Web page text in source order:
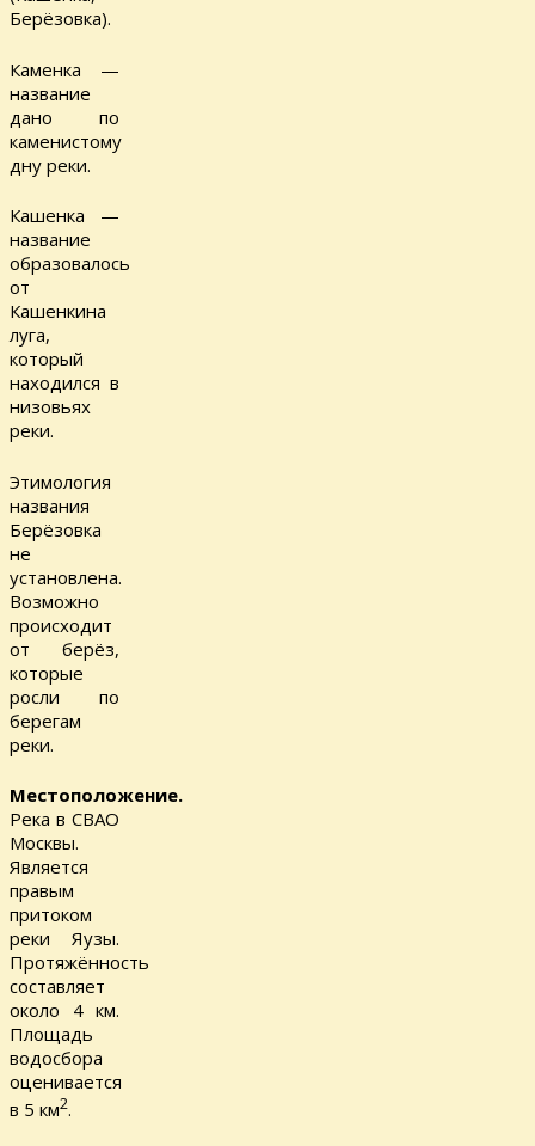
Берёзовка).
Каменка —
название
дано по
каменистому
дну реки.
Кашенка —
название
образовалось
от
Кашенкина
луга,
который
находился в
низовьях
реки.
Этимология
названия
Берёзовка
не
установлена.
Возможно
происходит
от берёз,
которые
росли по
берегам
реки.
Местоположение.
Река в СВАО
Москвы.
Является
правым
притоком
реки Яузы.
Протяжённость
составляет
около 4 км.
Площадь
водосбора
оценивается
в 5 км2.